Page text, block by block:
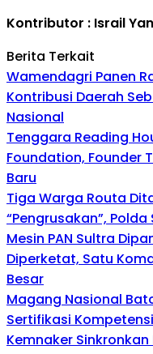
Kontributor : Israil
Berita Terkait
Wamendagri Panen
Kontribusi Daerah
Nasional
Tenggara Reading
Foundation, Founder
Baru
Tiga Warga Routa
“Pengrusakan”,
Mesin PAN Sultra
Diperketat, Satu
Besar
Magang Nasional
Sertifikasi
Kemnaker